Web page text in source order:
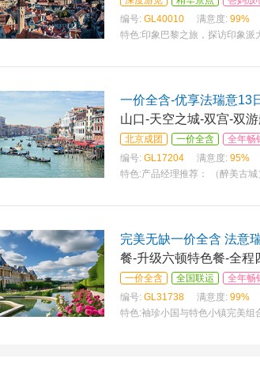
编号: GL40010 满意度: 99%
特色:印象巴黎之旅，探访印象派
一价全含-优享法瑞意13
山口-天空之城-双宫-双游
北京成团 一价全含 全年畅
编号: GL17204 满意度: 95%
特色:产品经理推荐： （醉美古
完美无缺一价全含 法意
餐-升级六顿特色餐-全程
一价全含 全国联运 全年畅
编号: GL31738 满意度: 99%
特色:袖珍小国与特色小镇完美组